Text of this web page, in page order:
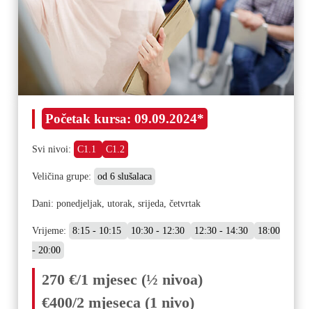
Početak kursa: 09.09.2024*
Svi nivoi: C1.1 C1.2
Veličina grupe: od 6 slušalaca
Dani: ponedjeljak, utorak, srijeda, četvrtak
Vrijeme: 8:15 - 10:15 10:30 - 12:30 12:30 - 14:30
18:00
- 20:00
270 €/1 mjesec (½ nivoa)
€400/2 mjeseca (1 nivo)